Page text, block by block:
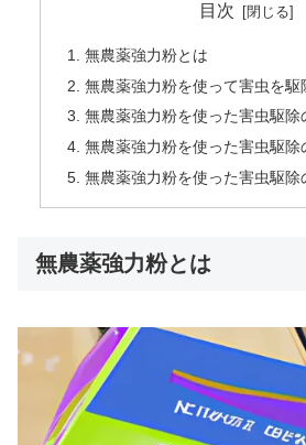
目次
無農薬強力粉とは
無農薬強力粉を使って害虫を駆
無農薬強力粉を使った害虫駆除
無農薬強力粉を使った害虫駆除
無農薬強力粉を使った害虫駆除
無農薬強力粉とは